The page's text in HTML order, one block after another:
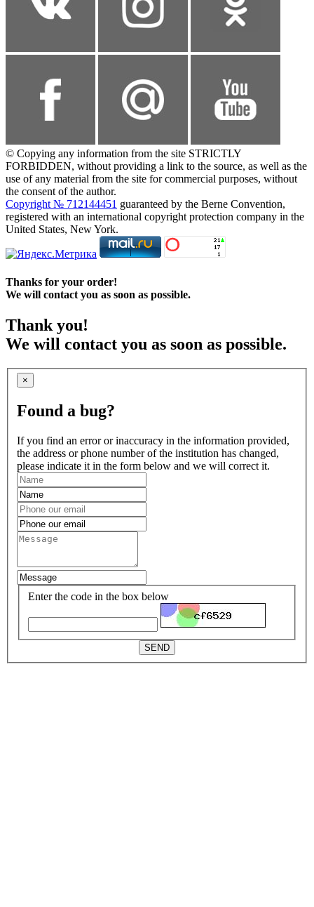
© Copying any information from the site STRICTLY
FORBIDDEN, without providing a link to the source, as well as the
use of any material from the site for commercial purposes, without
the consent of the author.
Copyright № 712144451 guaranteed by the Berne Convention,
registered with an international copyright protection company in the
United States, New York.
Thanks for your order!
We will contact you as soon as possible.
Thank you!
We will contact you as soon as possible.
×
Found a bug?
If you find an error or inaccuracy in the information provided,
the address or phone number of the institution has changed,
please indicate it in the form below and we will correct it.
Enter the code in the box below
SEND